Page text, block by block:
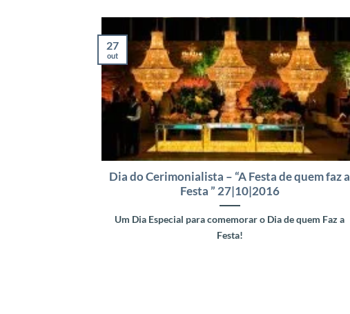
Dia do Cerimonialista – “A Festa de quem faz a
Festa ” 27|10|2016
Um Dia Especial para comemorar o Dia de quem Faz a
Festa!
27
out